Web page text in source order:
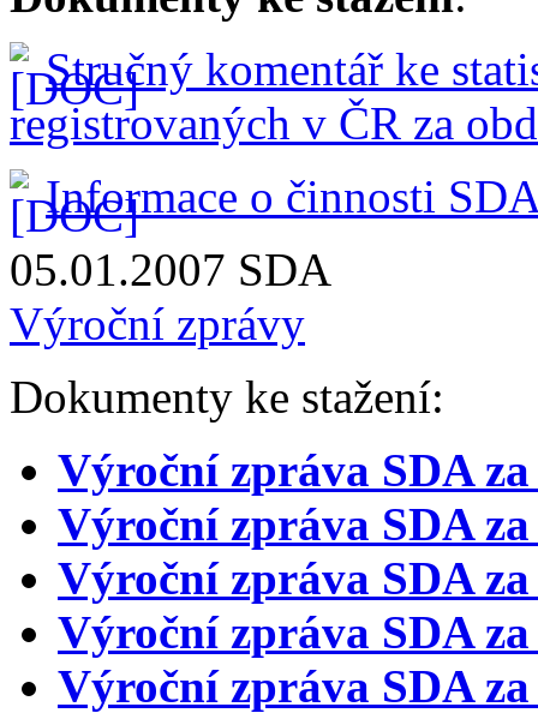
Stručný komentář ke
registrovaných v ČR za
Informace o činnosti
05.01.2007 SDA
Výroční zprávy
Dokumenty ke stažení:
Výroční zpráva SDA
Výroční zpráva SDA
Výroční zpráva SDA
Výroční zpráva SDA
Výroční zpráva SDA